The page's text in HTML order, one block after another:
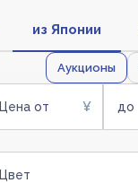
из Японии
Аукционы
Цена от до
Цвет